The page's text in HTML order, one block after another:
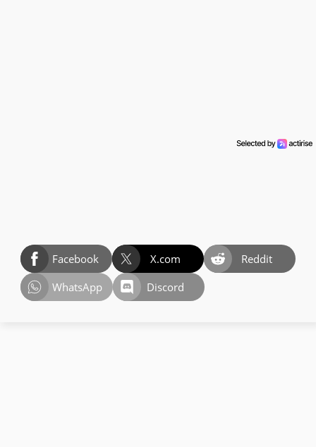
Facebook X.com
Reddit
WhatsApp
Discord